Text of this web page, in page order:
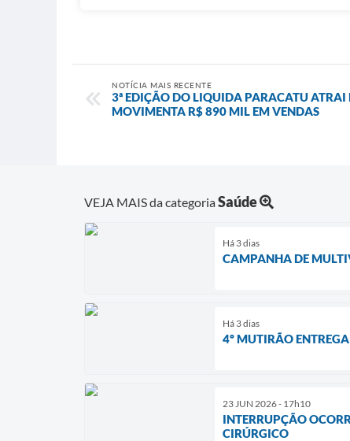
NOTÍCIA MAIS RECENTE
3ª EDIÇÃO DO LIQUIDA PARACATU ATRAI
MOVIMENTA R$ 890 MIL EM VENDAS
VEJA MAIS da categoriaSaúde
Há 3 dias
CAMPANHA DE
Há 3 dias
4º MUTIRÃO
23 JUN 2026 - 17h10
INTERRUPÇÃO
CIRÚRGICO